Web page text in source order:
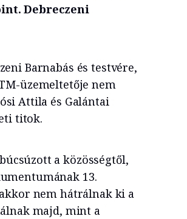
Debreczeni
Barnabás és testvére,
üzemeltetője nem
Attila és Galántai
titok.
búcsúzott a közösségtől,
13.
nem hátrálnak ki a
majd, mint a